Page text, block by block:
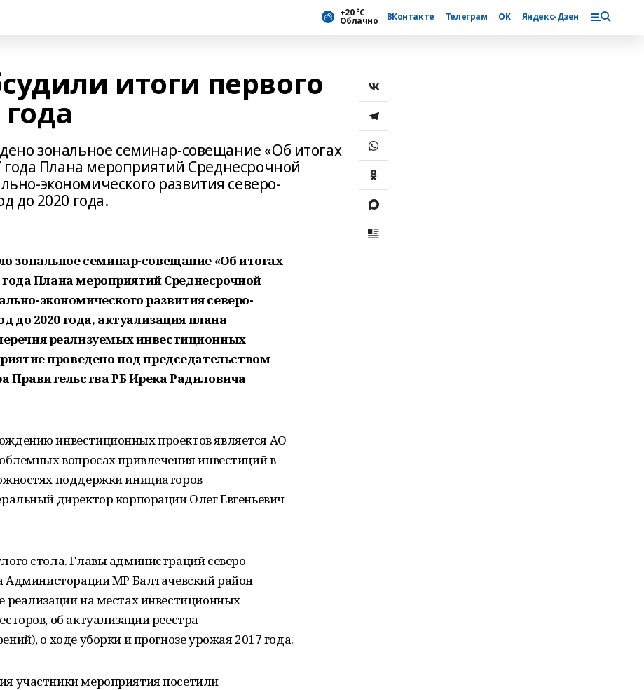
+20 °С
Облачно ВКонтакте Телеграм ОК Яндекс-Дзен
итоги первого
зональное семинар-совещание «Об итогах
года Плана мероприятий Среднесрочной
экономического развития северо-
до 2020 года.
зональное семинар-совещание «Об итогах
года Плана мероприятий Среднесрочной
экономического развития северо-
до 2020 года, актуализация плана
реализуемых инвестиционных
проведено под председательством
Правительства РБ Ирека Радиловича
инвестиционных проектов является АО
вопросах привлечения инвестиций в
поддержки инициаторов
директор корпорации Олег Евгеньевич
стола. Главы администраций северо-
Администорации МР Балтачевский район
реализации на местах инвестиционных
об актуализации реестра
о ходе уборки и прогнозе урожая 2017 года.
участники мероприятия посетили